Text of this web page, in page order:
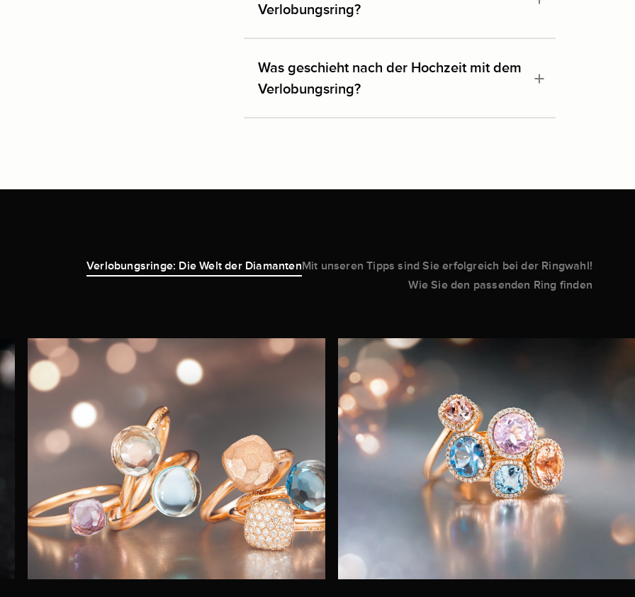
Verlobungsring?
Was geschieht nach der Hochzeit mit dem
Verlobungsring?
Verlobungsringe: Die Welt der DiamantenMit unseren Tipps sind Sie erfolgreich bei der Ringwahl!
Wie Sie den passenden Ring finden